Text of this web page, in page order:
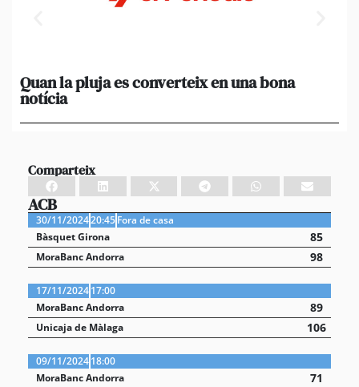
Quan la pluja es converteix en una bona
notícia
Comparteix
ACB
30/11/202420:45Fora de casa
Bàsquet Girona
85
MoraBanc Andorra 98
17/11/202417:00
MoraBanc Andorra
89
Unicaja de Màlaga 106
09/11/202418:00
MoraBanc Andorra
71